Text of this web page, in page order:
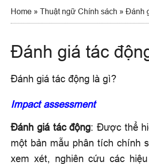
Home »Thuật ngữ Chính sách »Đánh
Đánh giá tác
Đánh giá tác động là gì?
Impact assessment
Đánh giá tác động: Được thể
một bản mẫu phân tích chính
xem xét, nghiên cứu các